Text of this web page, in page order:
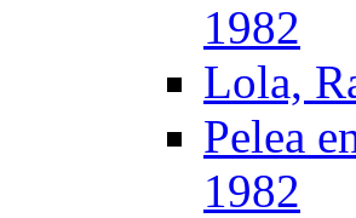
1982
Lola,
Pelea
1982